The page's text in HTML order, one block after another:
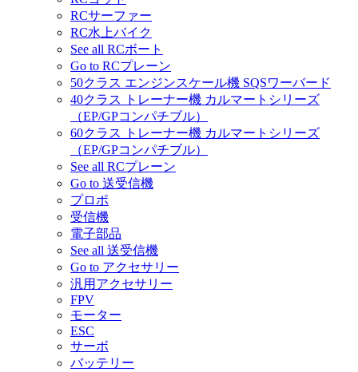
RCサーファー
RC水上バイク
See all RCボート
Go to RCプレーン
50クラス エンジンスケール機 SQSワーバード
40クラス トレーナー機 カルマートシリーズ
（EP/GPコンパチブル）
60クラス トレーナー機 カルマートシリーズ
（EP/GPコンパチブル）
See all RCプレーン
Go to 送受信機
プロポ
受信機
電子部品
See all 送受信機
Go to アクセサリー
汎用アクセサリー
FPV
モーター
ESC
サーボ
バッテリー